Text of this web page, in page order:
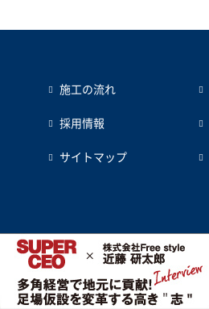
施工の流れ
採用情報
サイトマップ